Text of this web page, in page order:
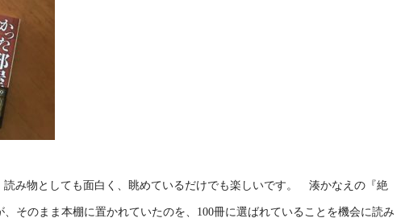
読み物としても面白く、眺めているだけでも楽しいです。 湊かなえの『絶
そのまま本棚に置かれていたのを、100冊に選ばれていることを機会に読み